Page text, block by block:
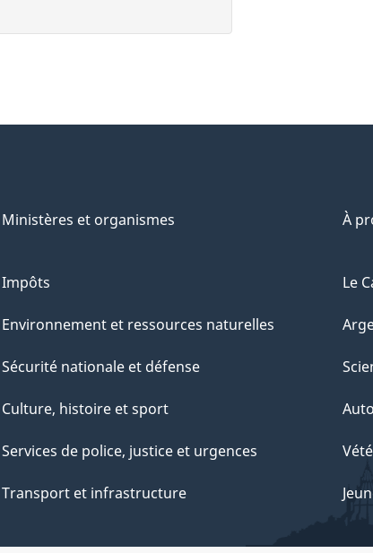
Ministères et organismes À
Impôts
Environnement et ressources naturelles
Sécurité nationale et défense
Culture, histoire et sport
Services de police, justice et urgences
Transport et infrastructure
Le